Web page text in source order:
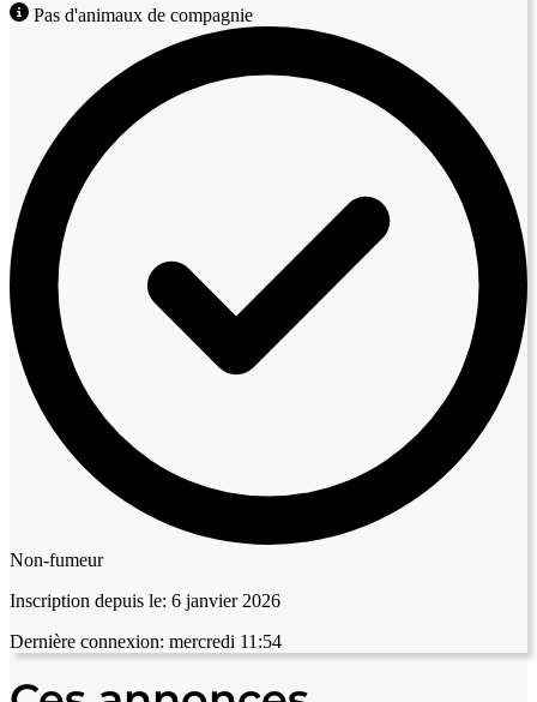
Pas d'animaux de compagnie
Non-fumeur
Inscription depuis le: 6 janvier 2026
Dernière connexion: mercredi 11:54